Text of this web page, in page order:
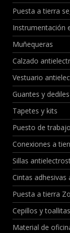
Puesta a tierra
Instrumentación
Muñequeras
Calzado
Vestuario
Guantes y dediles
Tapetes y kits
Puesto de trabajo
Conexiones a
Sillas
Cintas adhesivas
Puesta a tierra
Cepillos y toallitas
Material de